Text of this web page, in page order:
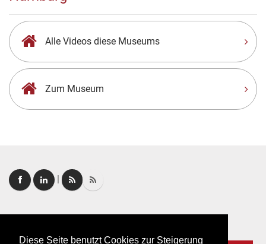
Diese Seite benutzt Cookies zur Steigerung
Alle Videos diese Museums
Zum Museum